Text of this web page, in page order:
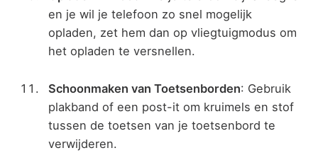
en je wil je telefoon zo snel mogelijk
opladen, zet hem dan op vliegtuigmodus om
het opladen te versnellen.
Schoonmaken van Toetsenborden: Gebruik
plakband of een post-it om kruimels en stof
tussen de toetsen van je toetsenbord te
verwijderen.